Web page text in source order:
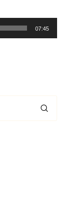
07:45